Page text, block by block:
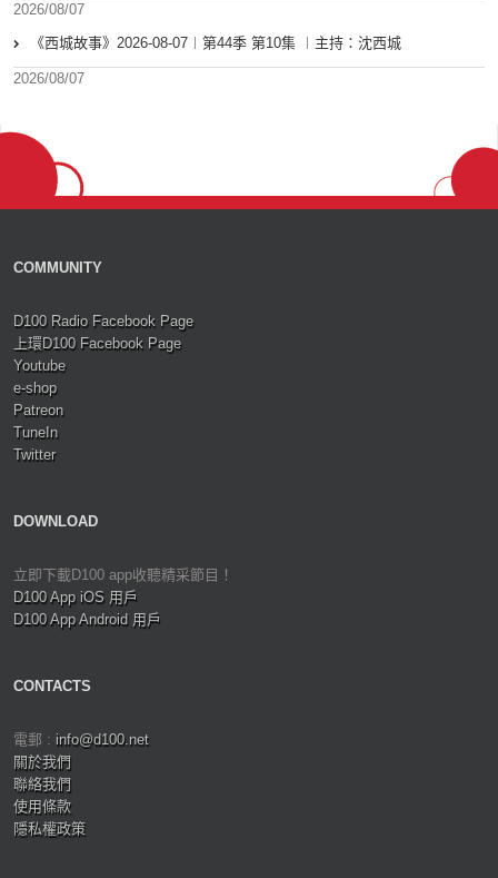
2026/08/07
《西城故事》2026-08-07︱第44季 第10集 ︱主持：沈西城
2026/08/07
COMMUNITY
D100 Radio Facebook Page
上環D100 Facebook Page
Youtube
e-shop
Patreon
TuneIn
Twitter
DOWNLOAD
立即下載D100 app收聽精采節目！
D100 App iOS 用戶
D100 App Android 用戶
CONTACTS
電郵 : info@d100.net
關於我們
聯絡我們
使用條款
隱私權政策